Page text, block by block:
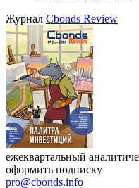
VIII международная
Республики
17.09.2026, Ташкент
ЖурналCbonds Review